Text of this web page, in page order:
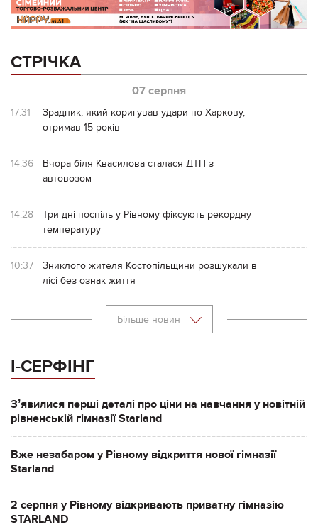
СТРІЧКА
07 серпня
17:31
Зрадник, який коригував удари по Харкову,
отримав 15 років
14:36
Вчора біля Квасилова сталася ДТП з
автовозом
14:28
Три дні поспіль у Рівному фіксують рекордну
температуру
10:37
Зниклого жителя Костопільщини розшукали в
лісі без ознак життя
Більше новин
І-СЕРФІНГ
Зʼявилися перші деталі про ціни на навчання у новітній
рівненській гімназії Starland
Вже незабаром у Рівному відкриття нової гімназії
Starland
2 серпня у Рівному відкривають приватну гімназію
STARLAND